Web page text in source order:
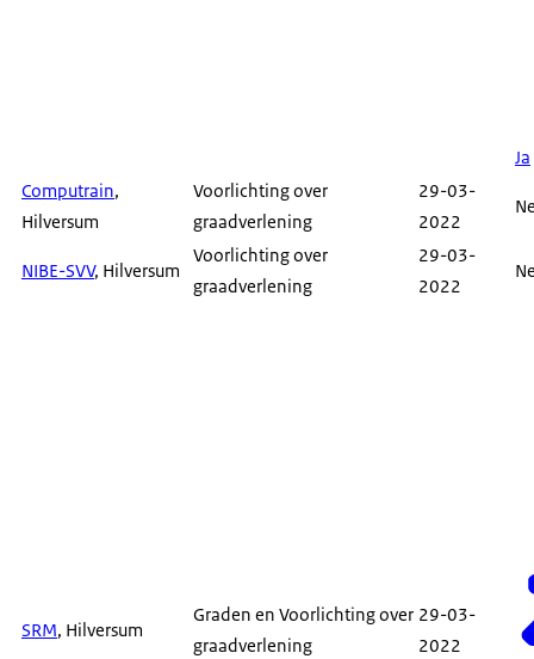
Ja
Computrain,
Hilversum
Voorlichting over
graadverlening
29-03-
2022
NIBE-SVV, Hilversum
Voorlichting over
graadverlening
29-03-
2022
SRM, Hilversum
Graden en Voorlichting over
graadverlening
29-03-
2022